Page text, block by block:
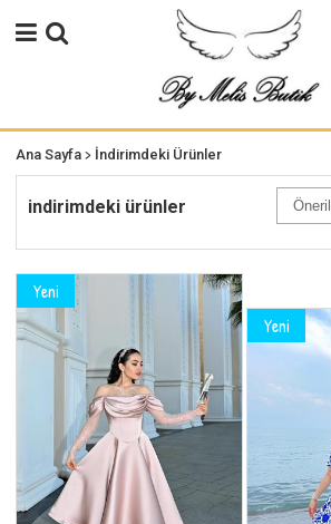
Ana Sayfa > İndirimdeki Ürünler
indirimdeki ürünler
Yeni
Yeni